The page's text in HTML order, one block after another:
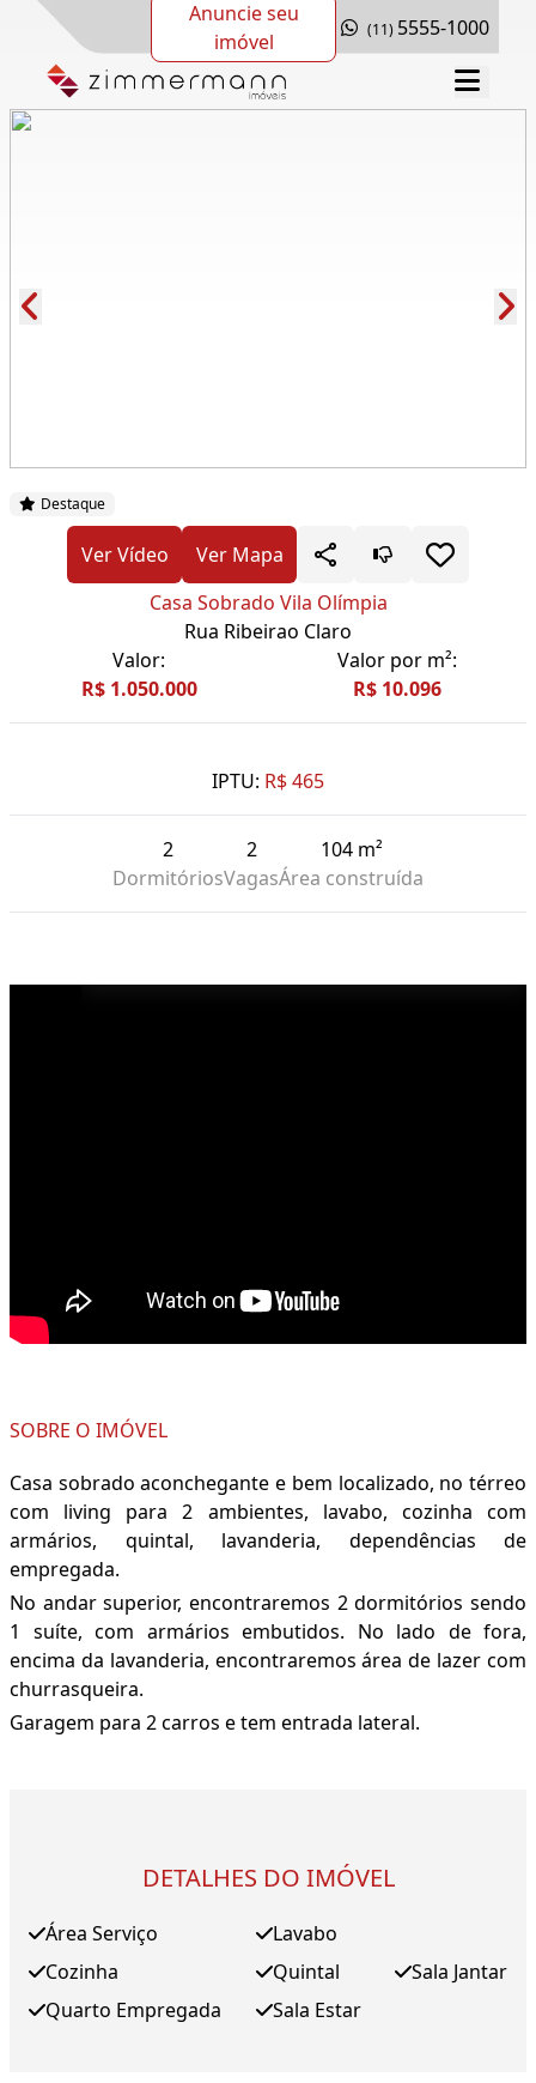
Anuncie seu
imóvel
(11) 5555-1000
Destaque
Ver Vídeo
Ver Mapa
Casa Sobrado Vila Olímpia
Rua Ribeirao Claro
Valor:
R$ 1.050.000
Valor por m²:
R$ 10.096
IPTU: R$ 465
2
Dormitórios
2
Vagas
104 m²
Área construída
SOBRE O IMÓVEL
Casa sobrado aconchegante e bem localizado, no térreo
com living para 2 ambientes, lavabo, cozinha com
armários, quintal, lavanderia, dependências de
empregada.
No andar superior, encontraremos 2 dormitórios sendo
1 suíte, com armários embutidos. No lado de fora,
encima da lavanderia, encontraremos área de lazer com
churrasqueira.
Garagem para 2 carros e tem entrada lateral.
DETALHES DO IMÓVEL
Área Serviço
Cozinha
Quarto Empregada
Lavabo
Quintal
Sala Estar
Sala Jantar